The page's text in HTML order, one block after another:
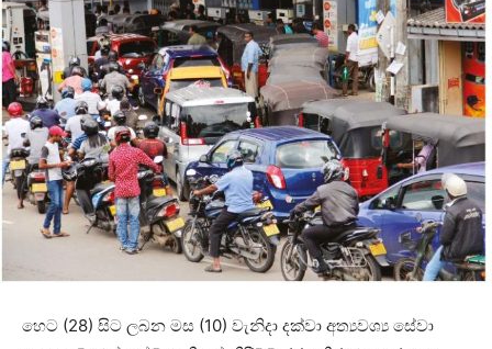
හෙට (28) සිට ලබන මස (10) වැනිදා දක්වා අත්‍යවශ්‍ය සේවා